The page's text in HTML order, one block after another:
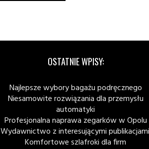
OSTATNIE WPISY:
Najlepsze wybory bagażu podręcznego
Niesamowite rozwiązania dla przemysłu
automatyki
Profesjonalna naprawa zegarków w Opolu
Wydawnictwo z interesującymi
Komfortowe szlafroki dla firm